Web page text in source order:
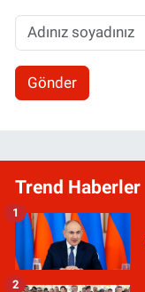
Gönder
Trend Haberler
1
2